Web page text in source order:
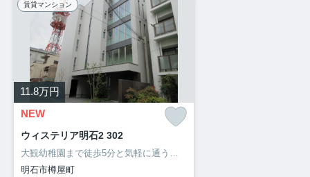
賃貸マンション
11.8万円
NEW
ウィステリア明石2 302
大観幼稚園まで徒歩5分と気軽に通うことができます。セキュリティ面は、防犯カメラ・24時間緊急通報システムなどを設置しているので安全面でも優れております。明石市でなら、安心して暮らせる住まいが揃ってる、山陽電気鉄道本線西新町駅近くは如何でしょう。078-913-0002からいつでもご依頼を受け付けております。
明石市樽屋町